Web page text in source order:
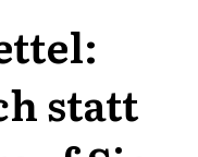
statt